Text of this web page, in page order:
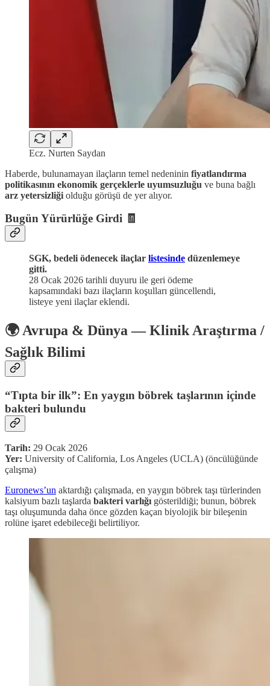
Ecz. Nurten Saydan
Haberde, bulunamayan ilaçların temel nedeninin fiyatlandırma
politikasının ekonomik gerçeklerle uyumsuzluğu ve buna bağlı
arz yetersizliği olduğu görüşü de yer alıyor.
Bugün Yürürlüğe Girdi 🧾
SGK, bedeli ödenecek ilaçlar listesinde düzenlemeye
gitti.
28 Ocak 2026 tarihli duyuru ile geri ödeme
kapsamındaki bazı ilaçların koşulları güncellendi,
listeye yeni ilaçlar eklendi.
🌍 Avrupa & Dünya — Klinik Araştırma /
Sağlık Bilimi
“Tıpta bir ilk”: En yaygın böbrek taşlarının içinde
bakteri bulundu
Tarih: 29 Ocak 2026
Yer: University of California, Los Angeles (UCLA) (öncülüğünde
çalışma)
Euronews’un aktardığı çalışmada, en yaygın böbrek taşı türlerinden
kalsiyum bazlı taşlarda bakteri varlığıgösterildiği; bunun, böbrek
taşı oluşumunda daha önce gözden kaçan biyolojik bir bileşenin
rolüne işaret edebileceği belirtiliyor.